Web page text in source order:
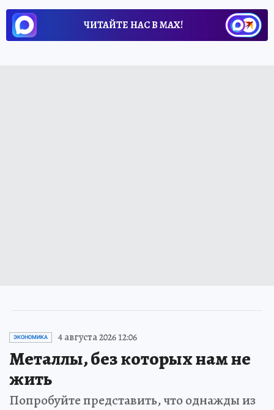
ЧИТАЙТЕ НАС В МАХ!
ЭКОНОМИКА 4 августа 2026 12:06
Металлы, без которых нам не
жить
Попробуйте представить, что однажды из